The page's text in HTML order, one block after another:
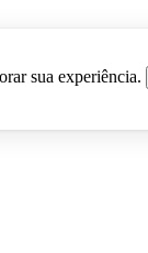
sua experiência.